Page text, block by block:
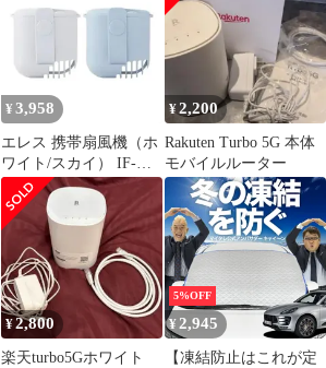
¥ 3,958
エレス 携帯扇風機（ホ
ワイト/スカイ） IF-
BBS26WH ELAiCE iFan
Body Blow 2S（アイフ
ァン ボディブロー
2S）
¥2,200
Rakuten Turbo 5G 本体
モバイルルーター
¥2,800
楽天turbo5Gホワイト
5%OFF
¥2,945
【凍結防止はこれが定